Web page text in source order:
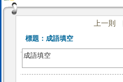
上一則
標題： 成語填空
成語填空